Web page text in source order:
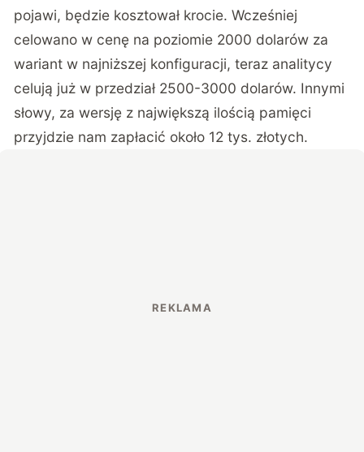
pojawi, będzie kosztował krocie. Wcześniej
celowano w cenę na poziomie 2000 dolarów za
wariant w najniższej konfiguracji, teraz analitycy
celują już w przedział 2500-3000 dolarów. Innymi
słowy, za wersję z największą ilością pamięci
przyjdzie nam zapłacić około 12 tys. złotych.